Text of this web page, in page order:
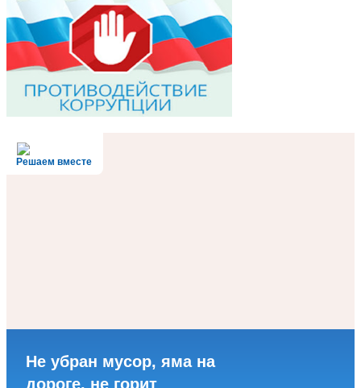
Решаем вместе
Не убран мусор, яма на
дороге, не горит